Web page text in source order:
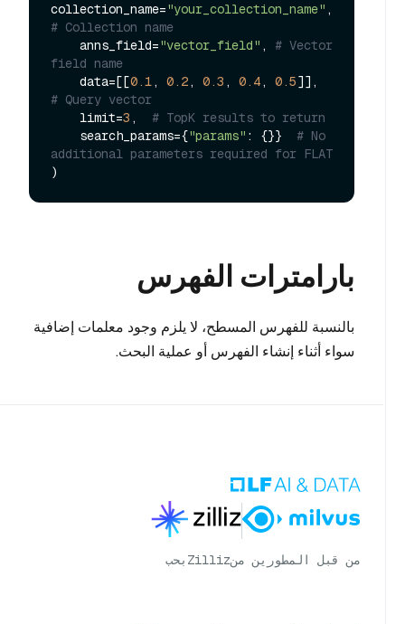
collection_name="your_collection_name"
# Collection name
    anns_field=
"vector_field" , # Vector
field name
    data=[[
0.1, 0.2, 0.3 , 0.4, 0.5
# Query vector
    limit=
3 , # TopK results to return
    search_params={
"params" : {}} # No
additional parameters required for FLAT
بارامترات الفهرس
بالنسبة للفهرس المسطح، لا يلزم وجود معلمات إضافية
سواء أثناء إنشاء الفهرس أو عملية البحث.
من قبل المطورين منZilliz بحب